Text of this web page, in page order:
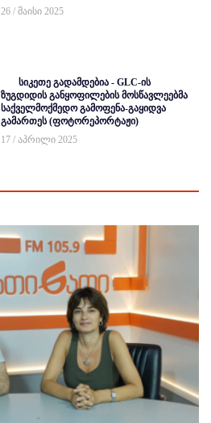
26 / მაისი 2025
სიკეთე გადამდებია - GLC-ის
ზუგდიდის განყოფილების მოსწავლეებმა
საქველმოქმედო გამოფენა-გაყიდვა
გამართეს (ფოტორეპორტაჟი)
17 / აპრილი 2025